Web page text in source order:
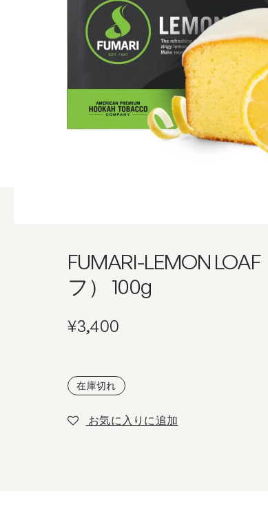
FUMARI-LEMON
フ） 100g
¥3,400
在庫切れ
お気に入りに追加